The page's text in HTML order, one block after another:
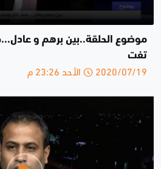
موضوع الحلقة..بين برهم و
تفت
2020/07/19 الأحد 23:26 م